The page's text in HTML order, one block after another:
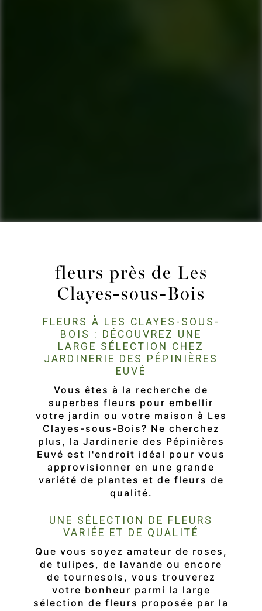
fleurs près de Les
Clayes-sous-Bois
FLEURS À LES CLAYES-SOUS-
BOIS : DÉCOUVREZ UNE
LARGE SÉLECTION CHEZ
JARDINERIE DES PÉPINIÈRES
EUVÉ
Vous êtes à la recherche de
superbes fleurs pour embellir
votre jardin ou votre maison à Les
Clayes-sous-Bois? Ne cherchez
plus, la Jardinerie des Pépinières
Euvé est l'endroit idéal pour vous
approvisionner en une grande
variété de plantes et de fleurs de
qualité.
UNE SÉLECTION DE FLEURS
VARIÉE ET DE QUALITÉ
Que vous soyez amateur de roses,
de tulipes, de lavande ou encore
de tournesols, vous trouverez
votre bonheur parmi la large
sélection de fleurs proposée par la